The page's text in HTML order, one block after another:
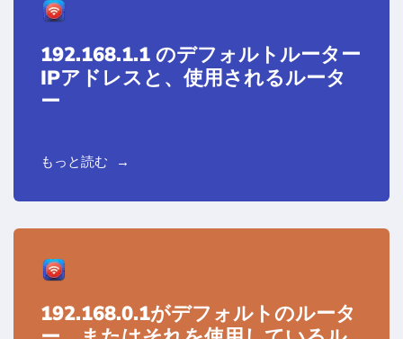
192.168.1.1 のデフォルトルーター
IPアドレスと、使用されるルータ
ー
もっと読む
192.168.0.1がデフォルトのルータ